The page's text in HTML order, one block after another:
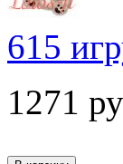
615
1271